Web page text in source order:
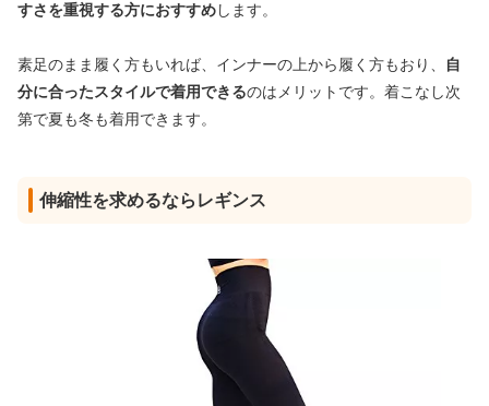
すさを重視する方におすすめ します。
素足のまま履く方もいれば、インナーの上から履く方もおり、
自
分に合ったスタイルで着用できるのはメリットです。着こなし次
第で夏も冬も着用できます。
伸縮性を求めるならレギンス